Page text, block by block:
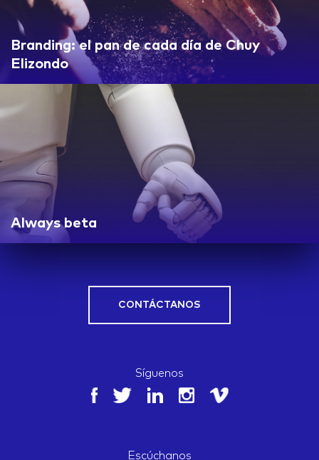
Branding: el pan de cada día de Chuy
Elizondo
Always beta
CONTÁCTANOS
Síguenos
Escúchanos